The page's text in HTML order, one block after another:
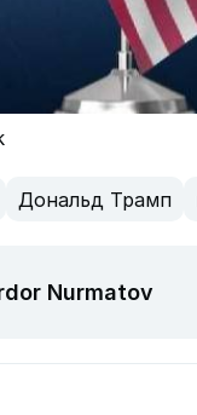
Дональд Трамп
Nurmatov